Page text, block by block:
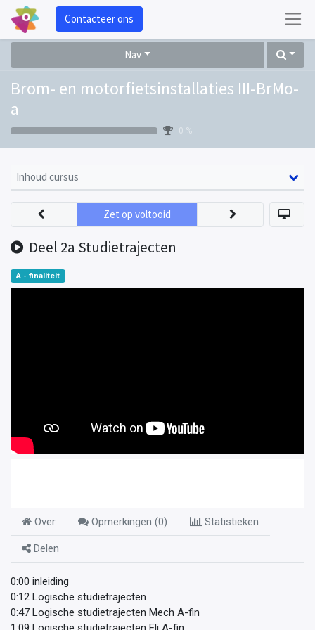
Contacteer ons
Nav
Brom- en motorfietsinstallaties III-BrMo-
a
0 %
Inhoud cursus
Deel 2a Studietrajecten
Zet op voltooid
A - finaliteit
Over Opmerkingen (0) Statistieken
Delen
0:00 inleiding
0:12 Logische studietrajecten
0:47 Logische studietrajecten Mech A-fin